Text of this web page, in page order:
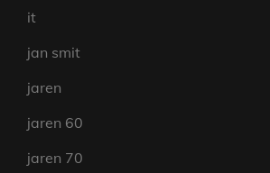
it
jan smit
jaren
jaren 60
jaren 70